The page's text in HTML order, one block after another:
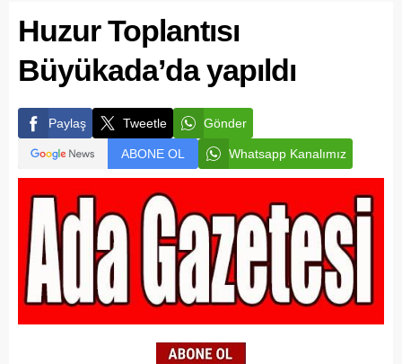
Huzur Toplantısı
Büyükada’da yapıldı
Paylaş Tweetle Gönder
ABONE OL Whatsapp Kanalımız